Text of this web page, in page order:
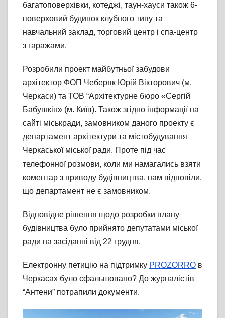
багатоповерхівки, котеджі, таун-хауси також 6-
поверховий будинок клубного типу та
навчальний заклад, торговий центр і спа-центр
з гаражами.
Розробили проект майбутньої забудови
архітектор ФОП Чеберяк Юрій Вікторович (м.
Черкаси) та ТОВ “Архітектурне бюро «Сергій
Бабушкін» (м. Київ). Також згідно інформації на
сайті міськради, замовником даного проекту є
департамент архітектури та містобудування
Черкаської міської ради. Проте під час
телефонної розмови, коли ми намагались взяти
коментар з приводу будівництва, нам відповіли,
що департамент не є замовником.
Відповідне рішення щодо розробки плану
будівництва було прийнято депутатами міської
ради на засіданні від 22 грудня.
Електронну петицію на підтримку PROZORRO в
Черкасах було сфальшовано? До журналістів
“Антени” потрапили документи.